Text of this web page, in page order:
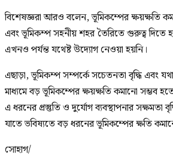
বিশেষজ্ঞরা আরও বলেন, ভূমিকম্পের ক্ষয়ক্ষতি
এবং ভূমিকম্প সহনীয় শহর তৈরিতে গুরুত্ব দিতে
এখনও পর্যন্ত যথেষ্ট উদ্যোগ নেওয়া হয়নি।
এছাড়া, ভূমিকম্প সম্পর্কে সচেতনতা বৃদ্ধি এবং
মাধ্যমে বড় ভূমিকম্পের ক্ষয়ক্ষতি কমানো সম্ভব
এ ধরনের প্রস্তুতি ও দুর্যোগ ব্যবস্থাপনার সক্ষমতা
যাতে ভবিষ্যতে বড় ধরনের ভূমিকম্পের ক্ষতি
সোহাগ/